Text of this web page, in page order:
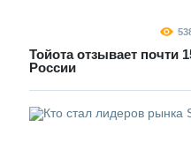
Тойота отзывает почти
России